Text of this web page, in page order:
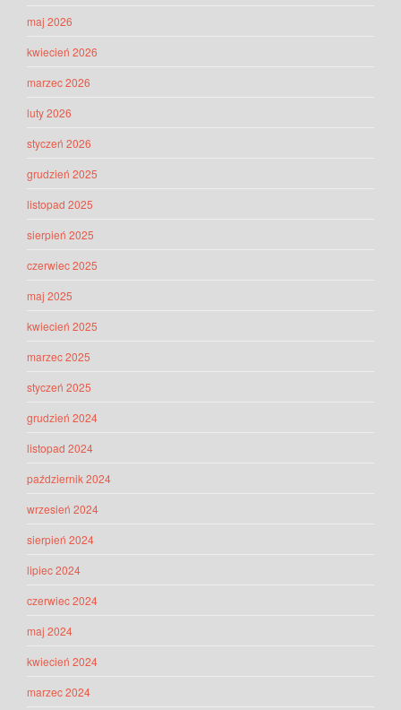
maj 2026
kwiecień 2026
marzec 2026
luty 2026
styczeń 2026
grudzień 2025
listopad 2025
sierpień 2025
czerwiec 2025
maj 2025
kwiecień 2025
marzec 2025
styczeń 2025
grudzień 2024
listopad 2024
październik 2024
wrzesień 2024
sierpień 2024
lipiec 2024
czerwiec 2024
maj 2024
kwiecień 2024
marzec 2024